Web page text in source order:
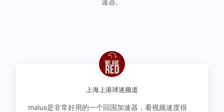
上海上港球迷频道
malus是非常好用的一个回国加速器，看视频速度很